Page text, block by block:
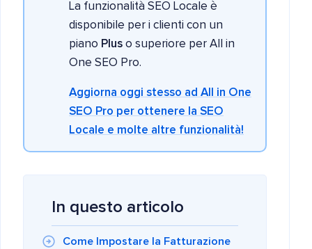
La funzionalità SEO Locale è
disponibile per i clienti con un
piano Plus o superiore per All in
One SEO Pro.
Aggiorna oggi stesso ad All in One
SEO Pro per ottenere la SEO
Locale e molte altre funzionalità!
In questo articolo
Come Impostare la Fatturazione